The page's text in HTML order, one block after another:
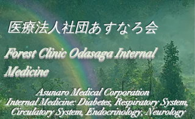
医療法人社団あすなろ会
Forest Clinic Odasaga Internal
Medicine
Asunaro Medical Corporation
Internal Medicine: Diabetes, Respiratory System,
Circulatory System, Endocrinology, Neurology